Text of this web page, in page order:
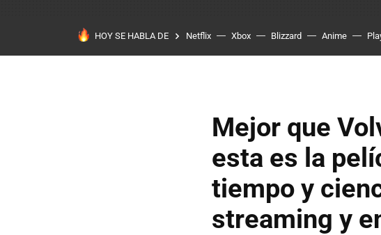
HOY SE HABLA DE Netflix Xbox Blizzard Anime
Mejor que
esta es la
tiempo y
streaming y